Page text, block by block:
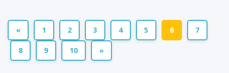
« 1 2 3 4 5 6 7
8 9 10 »